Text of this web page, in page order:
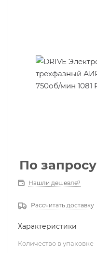
По запросу
Нашли дешевле?
Рассчитать доставку
Характеристики
Количество в упаковке